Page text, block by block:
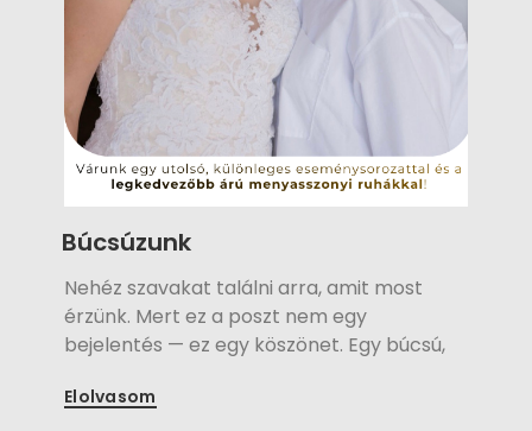
Búcsúzunk
Nehéz szavakat találni arra, amit most
érzünk. Mert ez a poszt nem egy
bejelentés — ez egy köszönet. Egy búcsú,
Elolvasom